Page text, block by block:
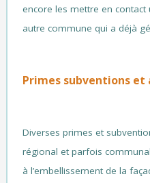
encore les mettre en contact
autre commune qui a déjà
Primes subventions et
Diverses primes et
régional et parfois
à l’embellissement de la